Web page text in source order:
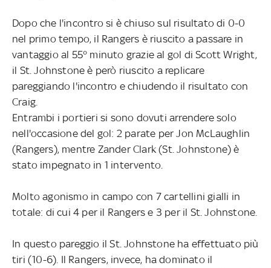
Dopo che l'incontro si è chiuso sul risultato di 0-0
nel primo tempo, il Rangers è riuscito a passare in
vantaggio al 55° minuto grazie al gol di Scott Wright,
il St. Johnstone è però riuscito a replicare
pareggiando l'incontro e chiudendo il risultato con
Craig.
Entrambi i portieri si sono dovuti arrendere solo
nell'occasione del gol: 2 parate per Jon McLaughlin
(Rangers), mentre Zander Clark (St. Johnstone) è
stato impegnato in 1 intervento.
Molto agonismo in campo con 7 cartellini gialli in
totale: di cui 4 per il Rangers e 3 per il St. Johnstone.
In questo pareggio il St. Johnstone ha effettuato più
tiri (10-6). Il Rangers, invece, ha dominato il